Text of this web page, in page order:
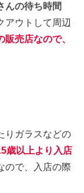
んの待ち時間
アウトして周辺
販売店なので、
りガラスなどの
歳以上より入店
ので、入店の際